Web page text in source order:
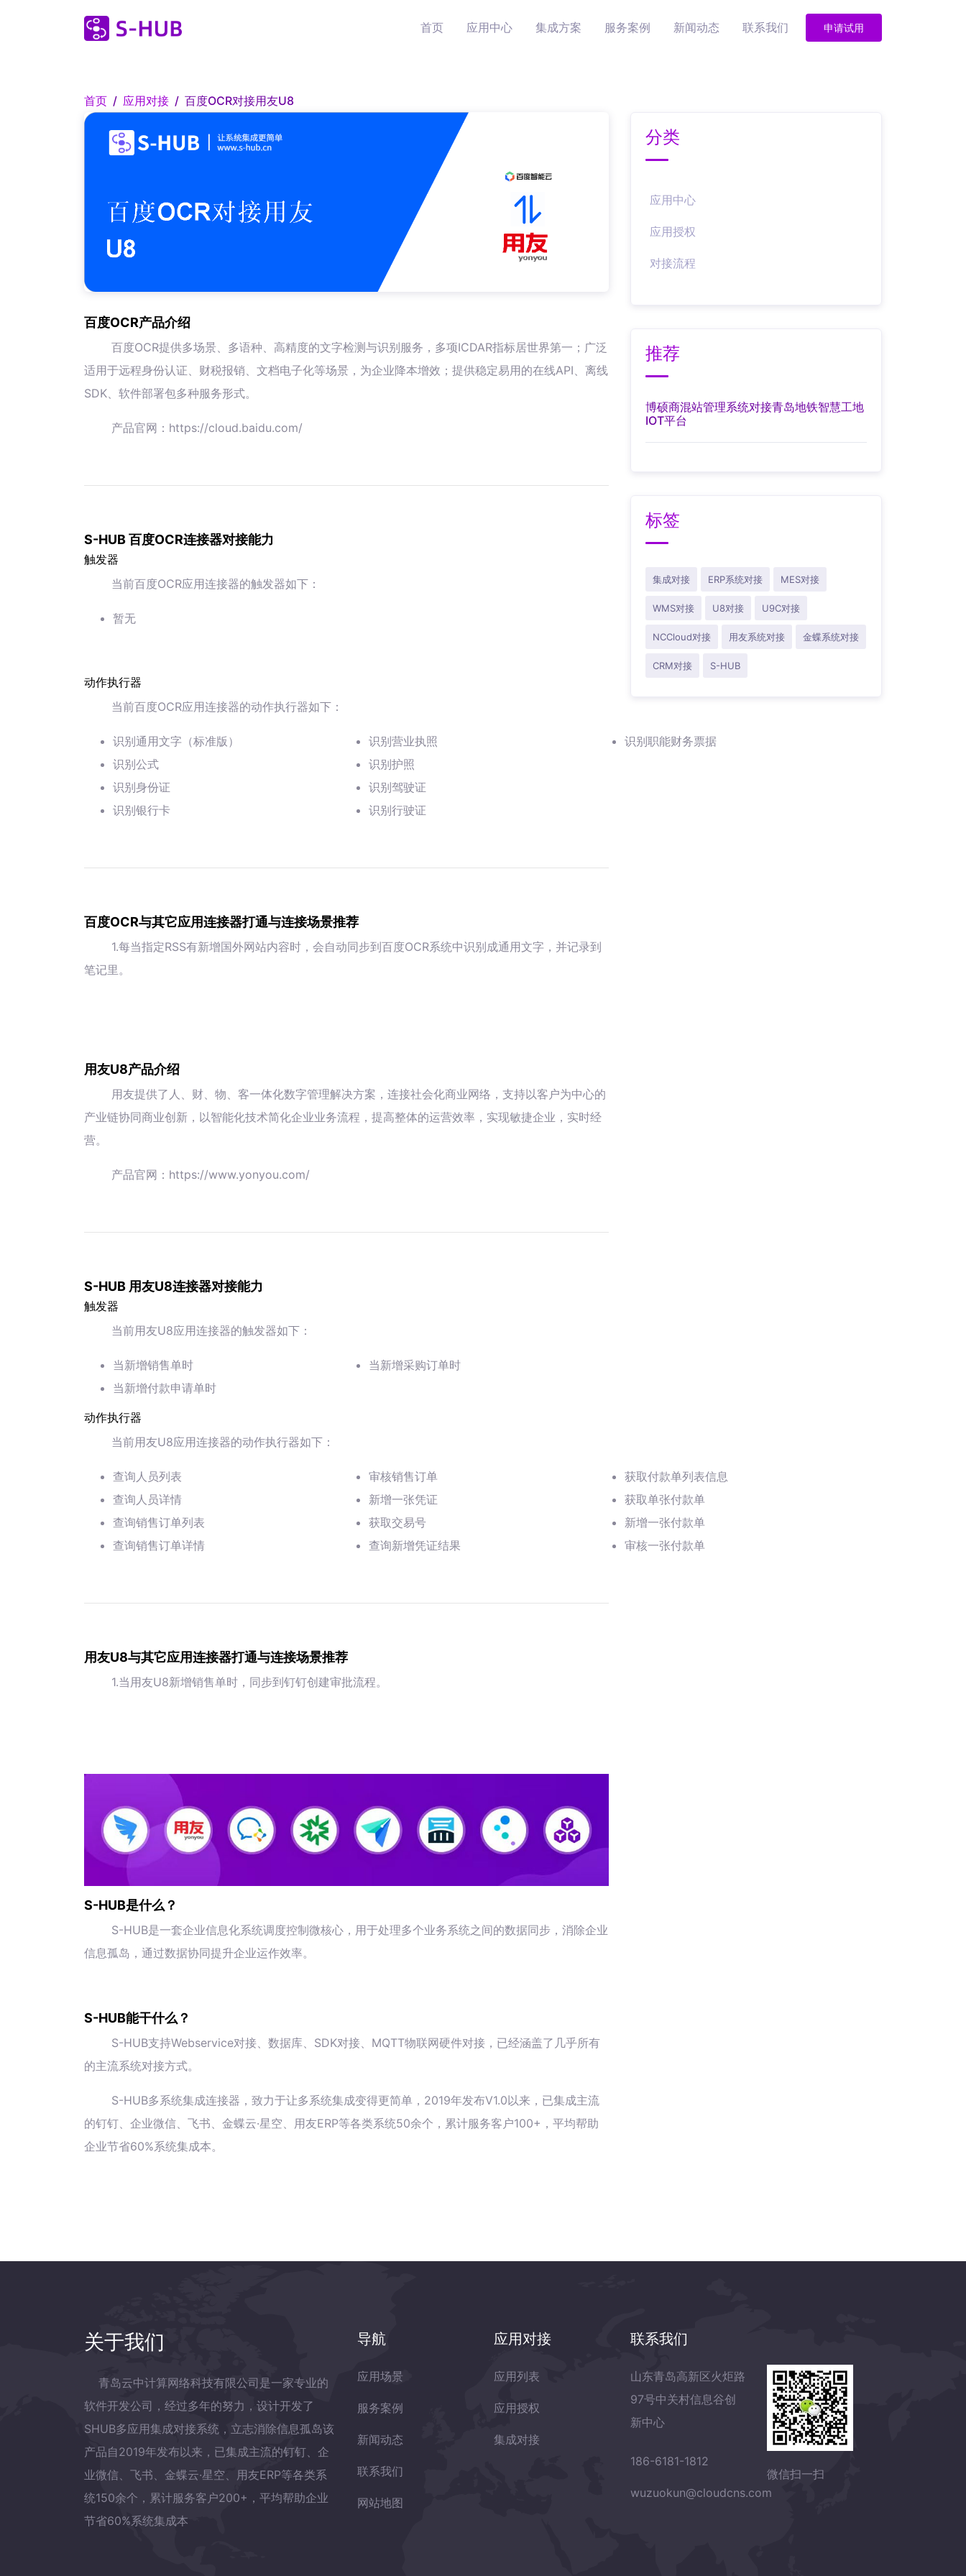
首页 应用中心 集成方案 服务案例 新闻动态 联系我们 申请试用
首页 应用对接 百度OCR对接用友U8
百度OCR产品介绍
百度OCR提供多场景、多语种、高精度的文字检测与识别服务，多项ICDAR指标居世界第一；广泛
适用于远程身份认证、财税报销、文档电子化等场景，为企业降本增效；提供稳定易用的在线API、离线
SDK、软件部署包多种服务形式。
产品官网：https://cloud.baidu.com/
S-HUB 百度OCR连接器对接能力
触发器
当前百度OCR应用连接器的触发器如下：
暂无
动作执行器
当前百度OCR应用连接器的动作执行器如下：
识别通用文字（标准版）
识别公式
识别身份证
识别银行卡
识别营业执照
识别护照
识别驾驶证
识别行驶证
识别职能财务票据
百度OCR与其它应用连接器打通与连接场景推荐
1.每当指定RSS有新增国外网站内容时，会自动同步到百度OCR系统中识别成通用文字，并记录到
笔记里。
用友U8产品介绍
用友提供了人、财、物、客一体化数字管理解决方案，连接社会化商业网络，支持以客户为中心的
产业链协同商业创新，以智能化技术简化企业业务流程，提高整体的运营效率，实现敏捷企业，实时经
营。
产品官网：https://www.yonyou.com/
S-HUB 用友U8连接器对接能力
触发器
当前用友U8应用连接器的触发器如下：
当新增销售单时
当新增付款申请单时
当新增采购订单时
动作执行器
当前用友U8应用连接器的动作执行器如下：
查询人员列表
查询人员详情
查询销售订单列表
查询销售订单详情
审核销售订单
新增一张凭证
获取交易号
查询新增凭证结果
获取付款单列表信息
获取单张付款单
新增一张付款单
审核一张付款单
用友U8与其它应用连接器打通与连接场景推荐
1.当用友U8新增销售单时，同步到钉钉创建审批流程。
S-HUB是什么？
S-HUB是一套企业信息化系统调度控制微核心，用于处理多个业务系统之间的数据同步，消除企业
信息孤岛，通过数据协同提升企业运作效率。
S-HUB能干什么？
S-HUB支持Webservice对接、数据库、SDK对接、MQTT物联网硬件对接，已经涵盖了几乎所有
的主流系统对接方式。
S-HUB多系统集成连接器，致力于让多系统集成变得更简单，2019年发布V1.0以来，已集成主流
的钉钉、企业微信、飞书、金蝶云·星空、用友ERP等各类系统50余个，累计服务客户100+，平均帮助
企业节省60%系统集成本。
分类
应用中心
应用授权
对接流程
推荐
博硕商混站管理系统对接青岛地铁智慧工地
IOT平台
标签
集成对接 ERP系统对接 MES对接
WMS对接 U8对接 U9C对接
NCCloud对接 用友系统对接 金蝶系统对接
CRM对接 S-HUB
关于我们
青岛云中计算网络科技有限公司是一家专业的
软件开发公司，经过多年的努力，设计开发了
SHUB多应用集成对接系统，立志消除信息孤岛该
产品自2019年发布以来，已集成主流的钉钉、企
业微信、飞书、金蝶云·星空、用友ERP等各类系
统150余个，累计服务客户200+，平均帮助企业
节省60%系统集成本
导航
应用场景
服务案例
新闻动态
联系我们
网站地图
应用对接
应用列表
应用授权
集成对接
联系我们
山东青岛高新区火炬路
97号中关村信息谷创
新中心
186-6181-1812
wuzuokun@cloudcns.com
微信扫一扫